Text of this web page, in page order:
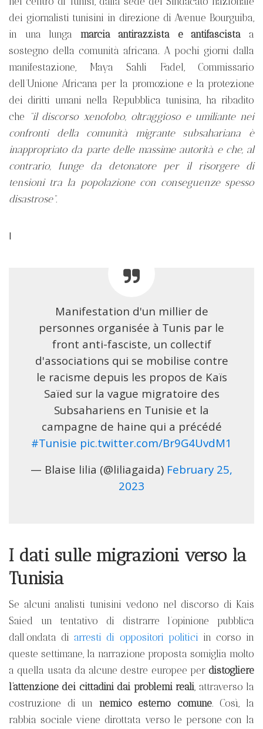
dei giornalisti tunisini in direzione di Avenue Bourguiba,
in una lunga marcia antirazzista e antifascista a
sostegno della comunità africana. A pochi giorni dalla
manifestazione, Maya Sahli Fadel, Commissario
dell’Unione Africana per la promozione e la protezione
dei diritti umani nella Repubblica tunisina, ha ribadito
che
“il discorso xenofobo, oltraggioso e umiliante nei
confronti della comunità migrante subsahariana è
inappropriato da parte delle massime autorità e che, al
contrario, funge da detonatore per il risorgere di
tensioni tra la popolazione con conseguenze spesso
disastrose”.
I
Manifestation d'un millier de
personnes organisée à Tunis par le
front anti-fasciste, un collectif
d'associations qui se mobilise contre
le racisme depuis les propos de Kaïs
Saïed sur la vague migratoire des
Subsahariens en Tunisie et la
campagne de haine qui a précédé
#Tunisie pic.twitter.com/Br9G4UvdM1
— Blaise lilia (@liliagaida) February 25,
2023
I dati sulle migrazioni verso la
Tunisia
Se alcuni analisti tunisini vedono nel discorso di Kais
Saied un tentativo di distrarre l’opinione pubblica
dall’ondata diarresti di oppositori politici in corso in
queste settimane, la narrazione proposta somiglia molto
a quella usata da alcune destre europee per distogliere
l’attenzione dei cittadini dai problemi reali , attraverso la
costruzione di un nemico esterno comune. Così, la
rabbia sociale viene dirottata verso le persone con la